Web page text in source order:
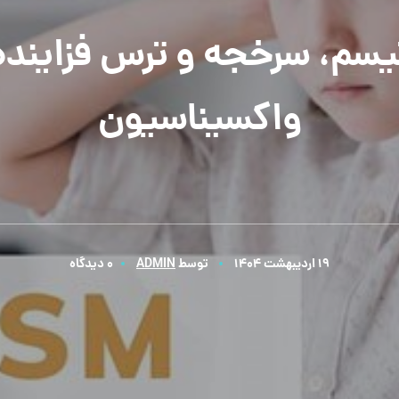
سرخجه و ترس
واکسیناسیون
19 اردیبهشت 1404 توسطADMIN 0 دیدگاه